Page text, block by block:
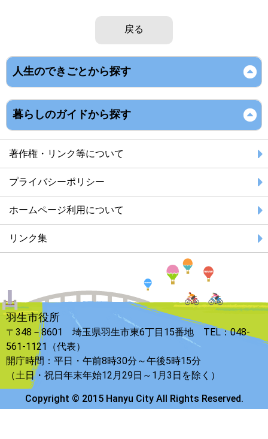
戻る
人生のできごとから探す
暮らしのガイドから探す
著作権・リンク等について
プライバシーポリシー
ホームページ利用について
リンク集
羽生市役所
〒348－8601 埼玉県羽生市東6丁目15番地 TEL：048-
561-1121（代表）
開庁時間：平日・午前8時30分～午後5時15分
（土日・祝日年末年始12月29日～1月3日を除く）
Copyright © 2015 Hanyu City All Rights Reserved.